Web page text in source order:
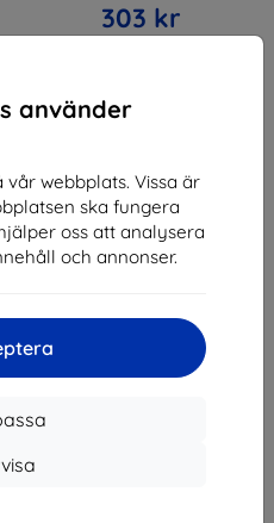
använder
webbplats. Vissa är
ska fungera
oss att analysera
och annonser.
303 kr